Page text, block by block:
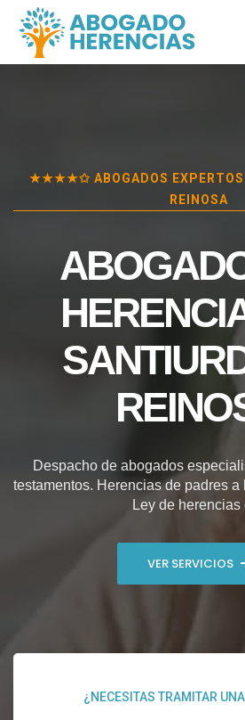
★★★★✩ ABOGADOS EXPERTOS
REINOSA
Despacho de abogados
testamentos. Herencias de padres
Ley de herencias
VER SERVICIOS
¿NECESITAS TRAMITAR